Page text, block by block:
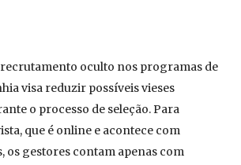
oculto nos programas de
visa reduzir possíveis vieses
o processo de seleção. Para
que é online e acontece com
os gestores contam apenas com